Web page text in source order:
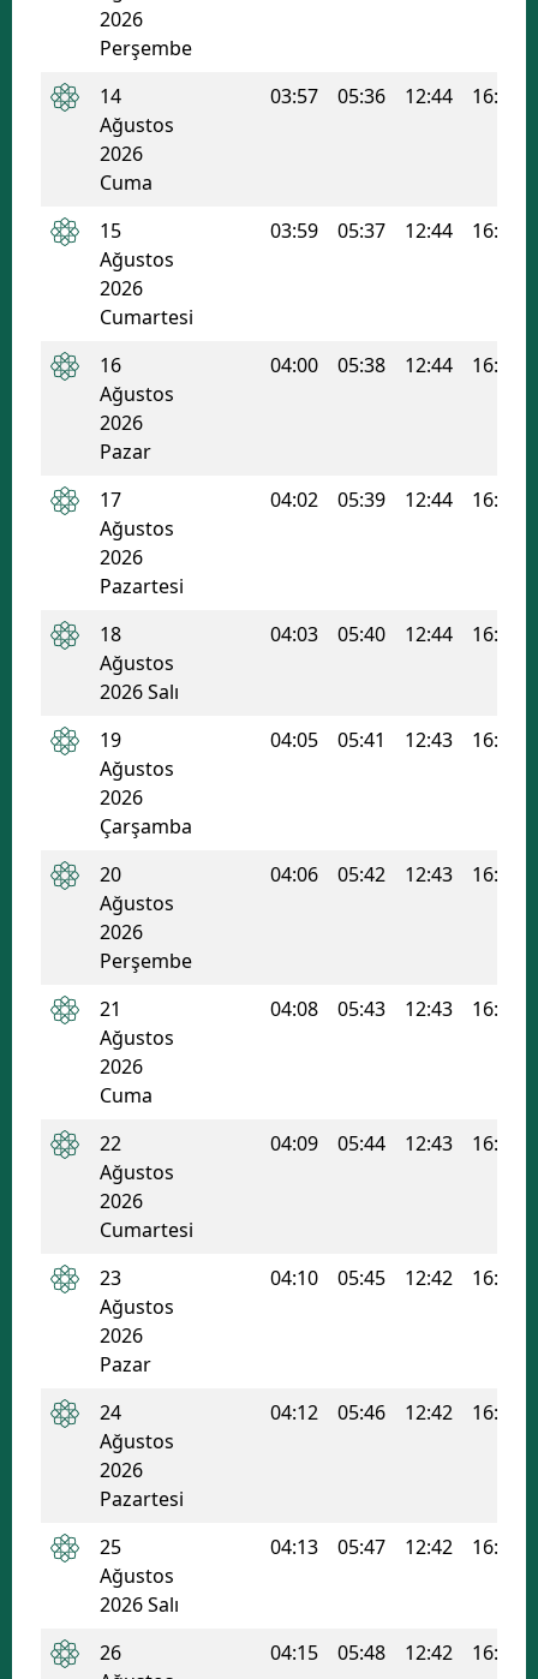
Mersin
Kars
Kocaeli
Malatya
Kahramanmaraş
Muş
Sakarya
Sinop
Tokat
2026
Perşembe
14
Ağustos
2026
Cuma
03:57 05:36 12:44 16:34
15
Ağustos
2026
Cumartesi
03:59 05:37 12:44 16:34
16
Ağustos
2026
Pazar
04:00 05:38 12:44 16:33
17
Ağustos
2026
Pazartesi
04:02 05:39 12:44 16:32
18
Ağustos
2026 Salı
04:03 05:40 12:44 16:32
19
Ağustos
2026
Çarşamba
04:05 05:41 12:43 16:31
20
Ağustos
2026
Perşembe
04:06 05:42 12:43 16:30
21
Ağustos
2026
Cuma
04:08 05:43 12:43 16:30
22
Ağustos
2026
Cumartesi
04:09 05:44 12:43 16:29
23
Ağustos
2026
Pazar
04:10 05:45 12:42 16:28
24
Ağustos
2026
Pazartesi
04:12 05:46 12:42 16:27
25
Ağustos
2026 Salı
04:13 05:47 12:42 16:26
26
04:15 05:48 12:42 16:26